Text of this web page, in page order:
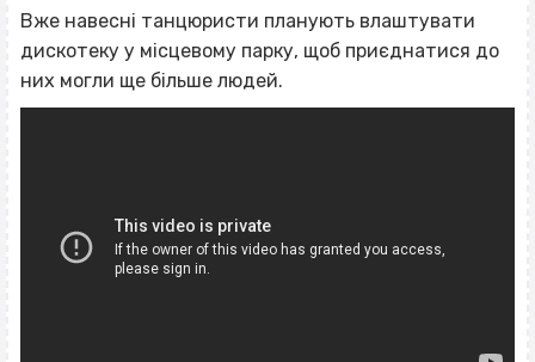
Вже навесні танцюристи планують влаштувати
дискотеку у місцевому парку, щоб приєднатися до
них могли ще більше людей.